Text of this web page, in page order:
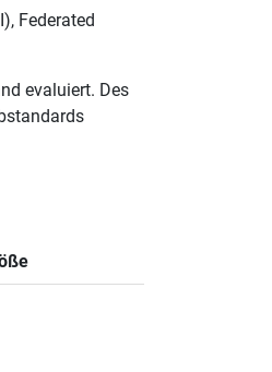
Federated
evaluiert. Des